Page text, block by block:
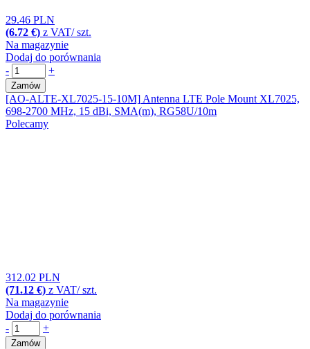
29.46 PLN
(6.72 €) z VAT/ szt.
Na magazynie
Dodaj do porównania
-
+
Zamów
[AO-ALTE-XL7025-15-10M] Antenna LTE Pole Mount XL7025,
698-2700 MHz, 15 dBi, SMA(m), RG58U/10m
Polecamy
312.02 PLN
(71.12 €) z VAT/ szt.
Na magazynie
Dodaj do porównania
-
+
Zamów